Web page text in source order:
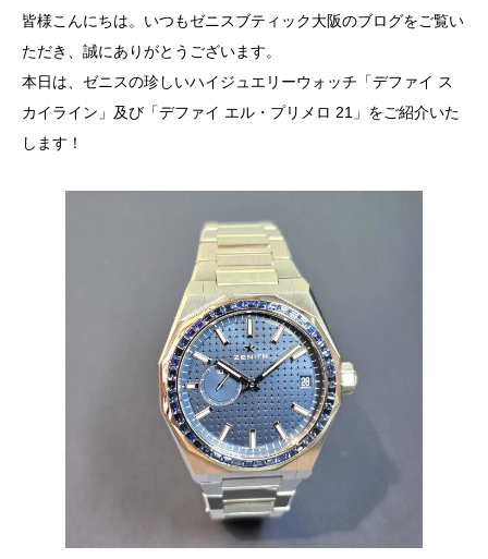
皆様こんにちは。いつもゼニスブティック大阪のブログをご覧い
ただき、誠にありがとうございます。
本日は、ゼニスの珍しいハイジュエリーウォッチ「デファイ ス
カイライン」及び「デファイ エル・プリメロ 21」をご紹介いた
します！